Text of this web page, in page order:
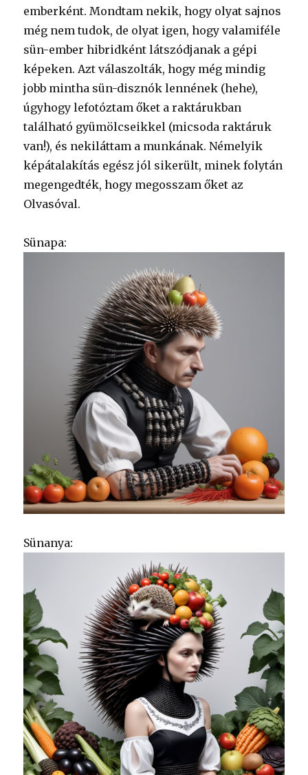
emberként. Mondtam nekik, hogy olyat sajnos
még nem tudok, de olyat igen, hogy valamiféle
sün-ember hibridként látszódjanak a gépi
képeken. Azt válaszolták, hogy még mindig
jobb mintha sün-disznók lennének (hehe),
úgyhogy lefotóztam őket a raktárukban
található gyümölcseikkel (micsoda raktáruk
van!), és nekiláttam a munkának. Némelyik
képátalakítás egész jól sikerült, minek folytán
megengedték, hogy megosszam őket az
Olvasóval.
Sünapa:
Sünanya: